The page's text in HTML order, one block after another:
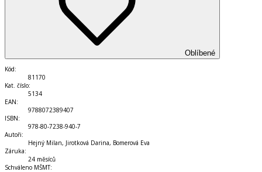
Oblíbené
Kód:
81170
Kat. číslo:
5134
EAN:
9788072389407
ISBN:
978-80-7238-940-7
Autoři:
Hejný Milan, Jirotková Darina, Bomerová Eva
Záruka:
24 měsíců
Schváleno MŠMT: